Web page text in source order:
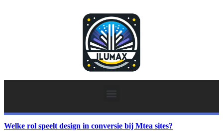
Welke rol speelt design in conversie bij Mtea sites?